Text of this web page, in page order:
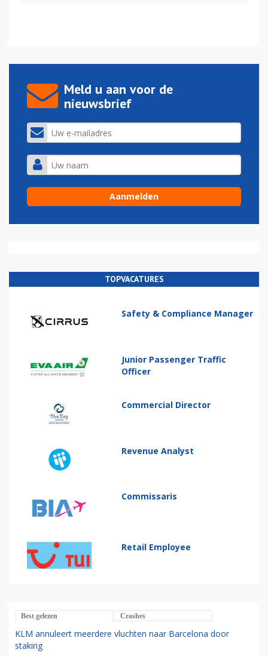
Meld u aan voor de
nieuwsbrief
TOPVACATURES
Safety & Compliance Manager
Junior Passenger Traffic
Officer
Commercial Director
Revenue Analyst
Commissaris
Retail Employee
Best gelezen Crashes
KLM annuleert meerdere vluchten naar Barcelona door
staking